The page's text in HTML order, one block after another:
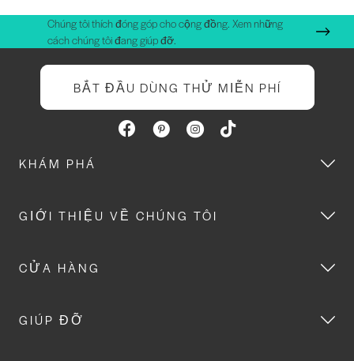
Chúng tôi thích đóng góp cho cộng đồng. Xem những
cách chúng tôi đang giúp đỡ.
BẮT ĐẦU DÙNG THỬ MIỄN PHÍ
KHÁM PHÁ
GIỚI THIỆU VỀ CHÚNG TÔI
CỬA HÀNG
GIÚP ĐỠ